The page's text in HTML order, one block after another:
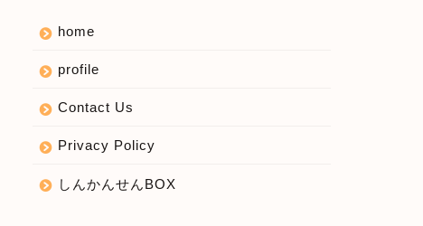
home
profile
Contact Us
Privacy Policy
しんかんせんBOX